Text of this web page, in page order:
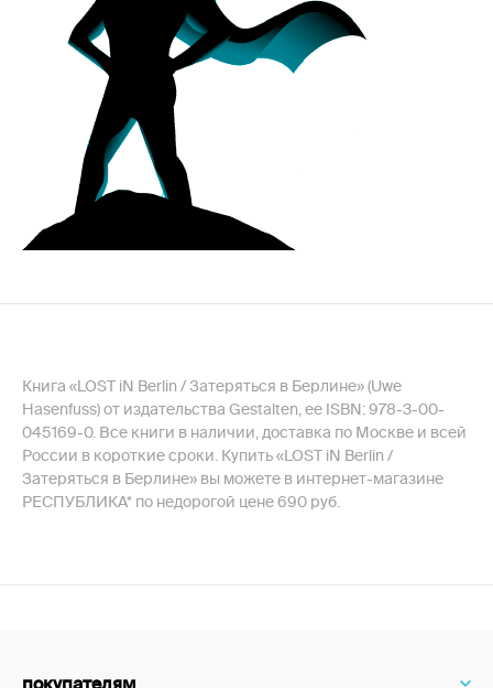
Книга «LOST iN Berlin / Затеряться в Берлине» (Uwe
Hasenfuss) от издательства Gestalten, ее ISBN: 978-3-00-
045169-0. Все книги в наличии, доставка по Москве и всей
России в короткие сроки. Купить «LOST iN Berlin /
Затеряться в Берлине» вы можете в интернет-магазине
РЕСПУБЛИКА* по недорогой цене 690 руб.
покупателям